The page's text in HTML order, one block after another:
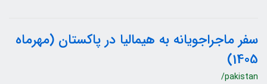
سفر ماجراجویانه به هیمالیا در پاکستان (مهرماه
1405)
/pakistan